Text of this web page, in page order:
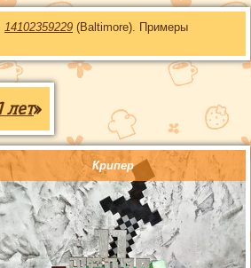
14102359229 (Baltimore). Примеры
лет»
Крипер